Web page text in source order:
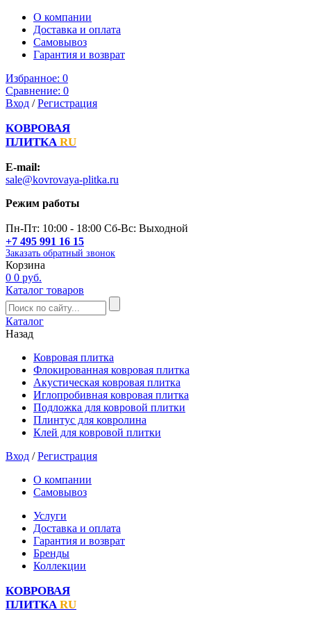
О компании
Доставка и оплата
Самовывоз
Гарантия и возврат
Избранное: 0
Сравнение: 0
Вход /Регистрация
КОВРОВАЯ
ПЛИТКА RU
E-mail:
sale@kovrovaya-plitka.ru
Режим работы
Пн-Пт: 10:00 - 18:00 Сб-Вс: Выходной
+7 495 991 16 15
Заказать обратный звонок
Корзина
0 0 руб.
Каталог товаров
Каталог
Назад
Ковровая плитка
Флокированная ковровая плитка
Акустическая ковровая плитка
Иглопробивная ковровая плитка
Подложка для ковровой плитки
Плинтус для ковролина
Клей для ковровой плитки
Вход /Регистрация
О компании
Самовывоз
Услуги
Доставка и оплата
Гарантия и возврат
Бренды
Коллекции
КОВРОВАЯ
ПЛИТКА RU